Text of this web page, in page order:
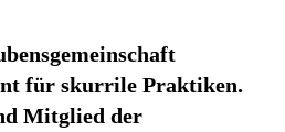
für skurrile Praktiken.
Mitglied der